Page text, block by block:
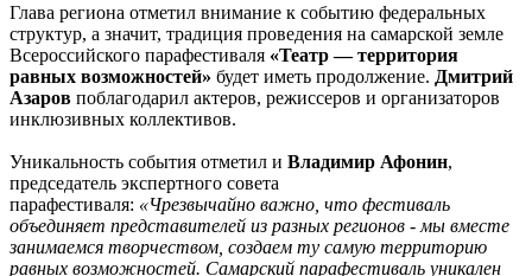
Глава региона отметил внимание к событию федеральных
структур, а значит, традиция проведения на самарской земле
Всероссийского парафестиваля «Театр — территория
равных возможностей» будет иметь продолжение. Дмитрий
Азаров поблагодарил актеров, режиссеров и организаторов
инклюзивных коллективов.
Уникальность события отметил и Владимир Афонин,
председатель экспертного совета
парафестиваля: «Чрезвычайно важно, что фестиваль
объединяет представителей из разных регионов - мы вместе
занимаемся творчеством, создаем ту самую территорию
равных возможностей. Самарский парафестиваль уникален